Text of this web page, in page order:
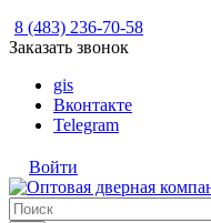
8 (483) 236-70-58
Заказать звонок
gis
Вконтакте
Telegram
Войти